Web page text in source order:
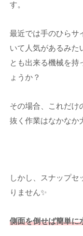
す。
最近では手のひらサ
いて人気があるみた
とも出来る機械を持
ょうか？
その場合、これだけ
抜く作業はなかなか
しかし、スナップセ
りません✨
側面を倒せば簡単に